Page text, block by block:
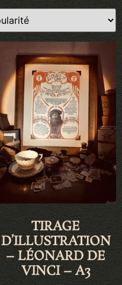
TIRAGE
D’ILLUSTRATION
– LÉONARD DE
VINCI – A3